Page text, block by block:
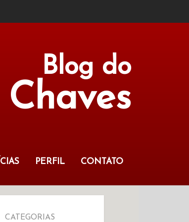
Blog do
PERFIL CONTATO
CATEGORIAS